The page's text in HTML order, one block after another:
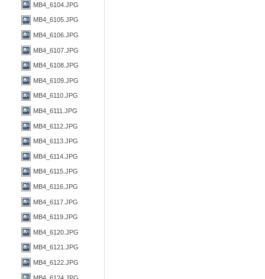
MB4_6104.JPG
MB4_6105.JPG
MB4_6106.JPG
MB4_6107.JPG
MB4_6108.JPG
MB4_6109.JPG
MB4_6110.JPG
MB4_6111.JPG
MB4_6112.JPG
MB4_6113.JPG
MB4_6114.JPG
MB4_6115.JPG
MB4_6116.JPG
MB4_6117.JPG
MB4_6119.JPG
MB4_6120.JPG
MB4_6121.JPG
MB4_6122.JPG